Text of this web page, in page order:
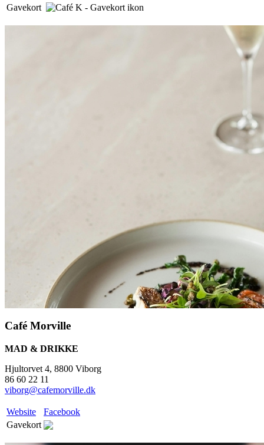
Gavekort
Café Morville
MAD & DRIKKE
Hjultorvet 4, 8800 Viborg
86 60 22 11
viborg@cafemorville.dk
Website
Facebook
Gavekort